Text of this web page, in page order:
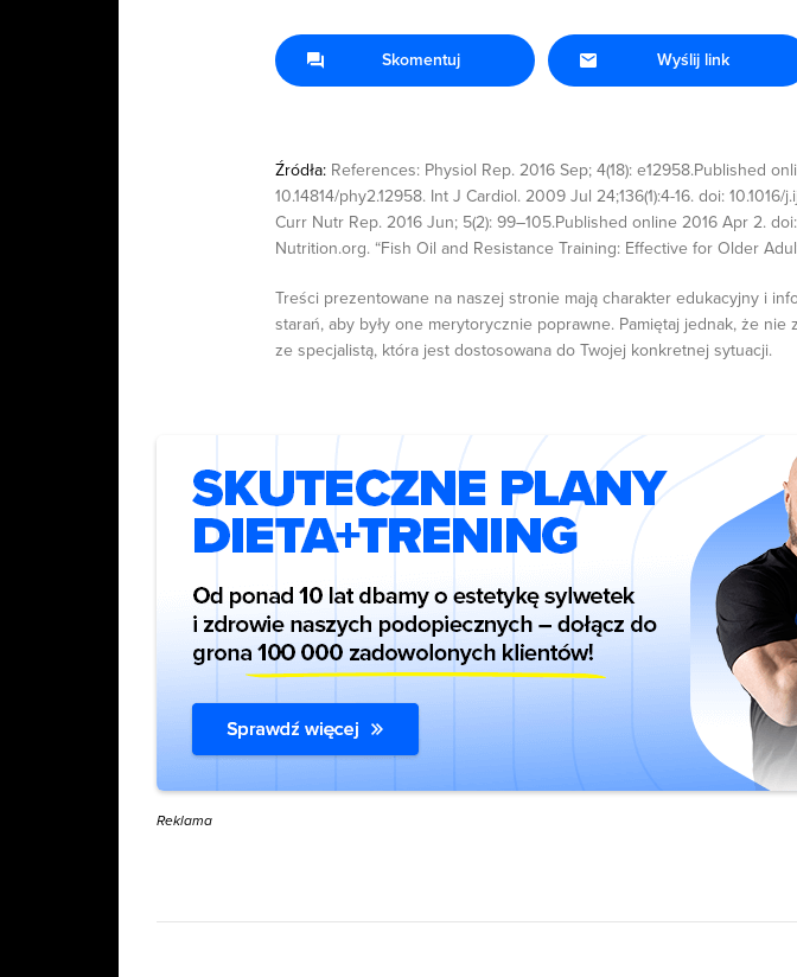
Źródła: References: Physiol Rep. 2016 Sep; 4(18): e12958.Published
10.14814/phy2.12958. Int J Cardiol. 2009 Jul 24;136(1):4-16. doi:
Curr Nutr Rep. 2016 Jun; 5(2): 99–105.Published online 2016 Apr 2. doi:
Nutrition.org. “Fish Oil and Resistance Training: Effective for Older
Treści prezentowane na naszej stronie mają charakter edukacyjny i
starań, aby były one merytorycznie poprawne. Pamiętaj jednak, że
ze specjalistą, która jest dostosowana do Twojej konkretnej sytuacji.
Skomentuj Wyślij link
Reklama